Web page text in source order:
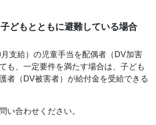
どもとともに避難している場合
支給）の児童手当を配偶者（DV加害
も、一定要件を満たす場合は、子ども
者（DV被害者）が給付金を受給できる
い合わせください。